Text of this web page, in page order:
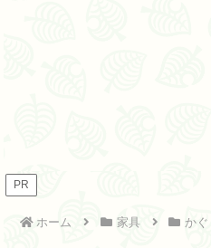
PR
ホーム 家具 かぐ